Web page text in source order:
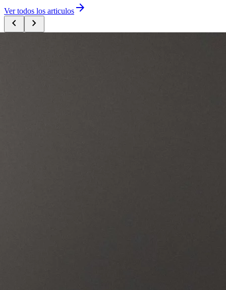
Ver todos los articulos arrow_forward
chevron_left
chevron_right